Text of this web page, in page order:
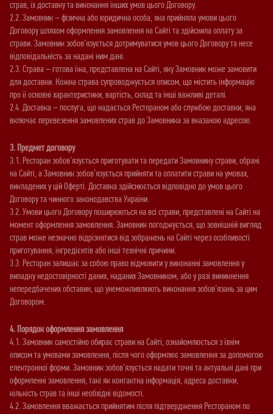
страв, їх доставку та виконання інших умов цього Договору.
2.2. Замовник – фізична або юридична особа, яка прийняла умови цього
Договору шляхом оформлення замовлення на Сайті та здійснила оплату за
страви. Замовник зобов’язується дотримуватися умов цього Договору та несе
відповідальність за надані ним дані.
2.3. Страва – готова їжа, представлена на Сайті, яку Замовник може замовити
для доставки. Кожна страва супроводжується описом, що містить інформацію
про її основні характеристики, вартість, склад та інші важливі деталі.
2.4. Доставка – послуга, що надається Рестораном або службою доставки, яка
включає перевезення замовлених страв до Замовника за вказаною адресою.
3. Предмет договору
3.1. Ресторан зобов’язується приготувати та передати Замовнику страви, обрані
на Сайті, а Замовник зобов’язується прийняти та оплатити страви на умовах,
викладених у цій Оферті. Доставка здійснюється відповідно до умов цього
Договору та чинного законодавства України.
3.2. Умови цього Договору поширюються на всі страви, представлені на Сайті на
момент оформлення замовлення. Замовник погоджується, що зовнішній вигляд
страв може незначно відрізнятися від зображень на Сайті через особливості
приготування, інгредієнтів або інші технічні причини.
3.3. Ресторан залишає за собою право відмовити у виконанні замовлення у
випадку недостовірності даних, наданих Замовником, або у разі виникнення
непередбачених обставин, що унеможливлюють виконання зобов’язань за цим
Договором.
4. Порядок оформлення замовлення
4.1. Замовник самостійно обирає страви на Сайті, ознайомлюється з їхнім
описом та умовами замовлення, після чого оформлює замовлення за допомогою
електронної форми. Замовник зобов’язується надати точні та актуальні дані при
оформленні замовлення, такі як контактна інформація, адреса доставки,
кількість страв та інші необхідні відомості.
4.2. Замовлення вважається прийнятим після підтвердження Рестораном по